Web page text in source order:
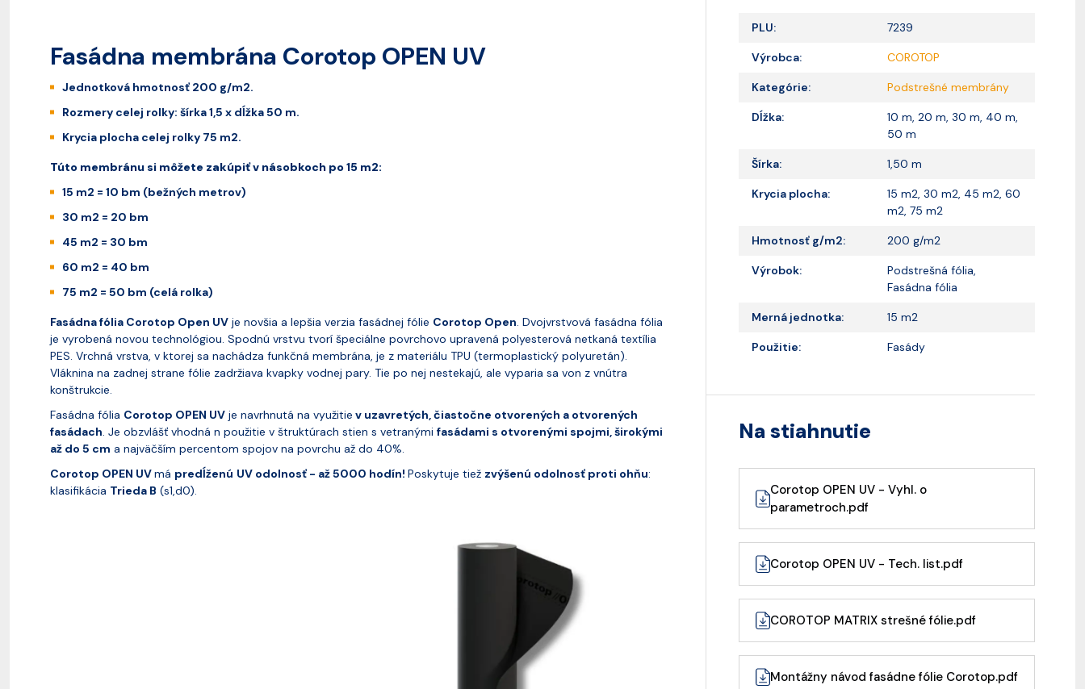
Fasádna membrána Corotop OPEN UV
Jednotková hmotnosť 200 g/m2.
Rozmery celej rolky: šírka 1,5 x dĺžka 50 m.
Krycia plocha celej rolky 75 m2.
Túto membránu si môžete zakúpiť v násobkoch po 15 m2:
15 m2 = 10 bm (bežných metrov)
30 m2 = 20 bm
45 m2 = 30 bm
60 m2 = 40 bm
75 m2 = 50 bm (celá rolka)
Fasádna fólia Corotop Open UV je novšia a lepšia verzia fasádnej fólie Corotop Open. Dvojvrstvová fasádna fólia
je vyrobená novou technológiou. Spodnú vrstvu tvorí špeciálne povrchovo upravená polyesterová netkaná textília
PES. Vrchná vrstva, v ktorej sa nachádza funkčná membrána, je z materiálu TPU (termoplastický polyuretán).
Vláknina na zadnej strane fólie zadržiava kvapky vodnej pary. Tie po nej nestekajú, ale vyparia sa von z vnútra
konštrukcie.
Fasádna fólia Corotop OPEN UV je navrhnutá na využitie v uzavretých, čiastočne otvorených a otvorených
fasádach. Je obzvlášť vhodná n použitie v štruktúrach stien s vetranými fasádami s otvorenými spojmi, širokými
až do 5 cm a najväčším percentom spojov na povrchu až do 40%.
Corotop OPEN UVmá predĺženú UV odolnosť - až 5000 hodín! Poskytuje tiež zvýšenú odolnosť proti ohňu:
klasifikácia Trieda B (s1,d0).
PLU: 7239
Výrobca: COROTOP
Kategórie: Podstrešné membrány
Dĺžka:
10 m, 20 m, 30 m, 40 m,
50 m
Šírka: 1,50 m
Krycia plocha:
15 m2, 30 m2, 45 m2, 60
m2, 75 m2
Hmotnosť g/m2: 200 g/m2
Výrobok:
Podstrešná fólia,
Fasádna fólia
Merná jednotka: 15 m2
Použitie: Fasády
Na stiahnutie
Corotop OPEN UV - Vyhl. o
parametroch.pdf
Corotop OPEN UV - Tech. list.pdf
COROTOP MATRIX strešné fólie.pdf
Montážny návod fasádne fólie Corotop.pdf